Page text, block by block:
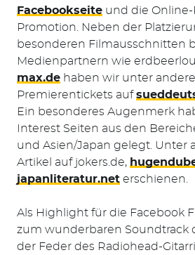
Facebookseite und die Online-
Promotion. Neben der
besonderen Filmausschnitten
Medienpartnern wie
max.de haben wir unter
Premierentickets auf
Ein besonderes Augenmerk
Interest Seiten aus den
und Asien/Japan gelegt. Unter
Artikel auf jokers.de,
japanliteratur.net erschienen.
Als Highlight für die Facebook
zum wunderbaren Soundtrack
der Feder des Radiohead-